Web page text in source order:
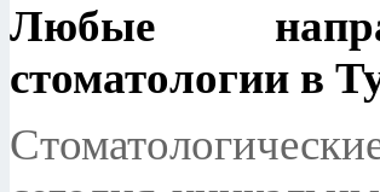
Любые
стоматологии в